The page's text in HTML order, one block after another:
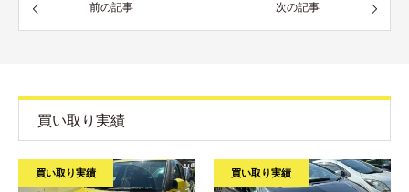
前の記事 次の記事
買い取り実績
買い取り実績 買い取り実績